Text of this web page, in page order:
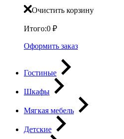
Очистить корзину
Итого:0 ₽
Оформить заказ
Гостиные
Шкафы
Мягкая мебель
Детские